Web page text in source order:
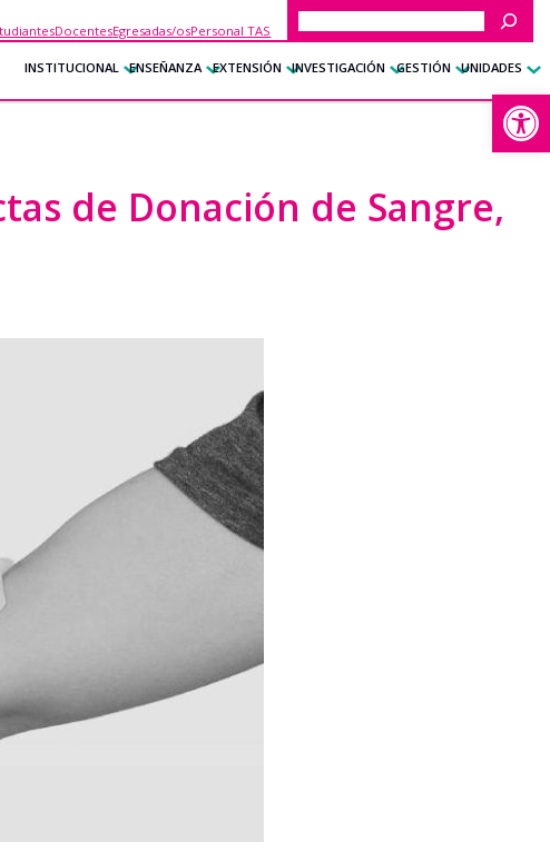
DocentesEgresadas/osPersonal TAS
Buscar
INSTITUCIONAL ENSEÑANZA EXTENSIÓN INVESTIGACIÓN GESTIÓN UNIDADES
de Donación de Sangre,